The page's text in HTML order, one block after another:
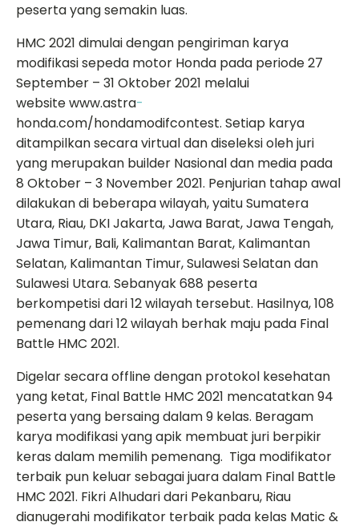
peserta yang semakin luas.
HMC 2021 dimulai dengan pengiriman karya
modifikasi sepeda motor Honda pada periode 27
September – 31 Oktober 2021 melalui
website www.astra-
honda.com/hondamodifcontest. Setiap karya
ditampilkan secara virtual dan diseleksi oleh juri
yang merupakan builder Nasional dan media pada
8 Oktober – 3 November 2021. Penjurian tahap awal
dilakukan di beberapa wilayah, yaitu Sumatera
Utara, Riau, DKI Jakarta, Jawa Barat, Jawa Tengah,
Jawa Timur, Bali, Kalimantan Barat, Kalimantan
Selatan, Kalimantan Timur, Sulawesi Selatan dan
Sulawesi Utara. Sebanyak 688 peserta
berkompetisi dari 12 wilayah tersebut. Hasilnya, 108
pemenang dari 12 wilayah berhak maju pada Final
Battle HMC 2021.
Digelar secara offline dengan protokol kesehatan
yang ketat, Final Battle HMC 2021 mencatatkan 94
peserta yang bersaing dalam 9 kelas. Beragam
karya modifikasi yang apik membuat juri berpikir
keras dalam memilih pemenang. Tiga modifikator
terbaik pun keluar sebagai juara dalam Final Battle
HMC 2021. Fikri Alhudari dari Pekanbaru, Riau
dianugerahi modifikator terbaik pada kelas Matic &